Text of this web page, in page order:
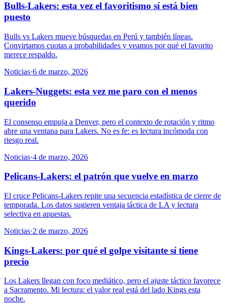
Bulls-Lakers: esta vez el favoritismo sí está bien
puesto
Bulls vs Lakers mueve búsquedas en Perú y también líneas.
Convirtamos cuotas a probabilidades y veamos por qué el favorito
merece respaldo.
Noticias·6 de marzo, 2026
Lakers-Nuggets: esta vez me paro con el menos
querido
El consenso empuja a Denver, pero el contexto de rotación y ritmo
abre una ventana para Lakers. No es fe: es lectura incómoda con
riesgo real.
Noticias·4 de marzo, 2026
Pelicans-Lakers: el patrón que vuelve en marzo
El cruce Pelicans-Lakers repite una secuencia estadística de cierre de
temporada. Los datos sugieren ventaja táctica de LA y lectura
selectiva en apuestas.
Noticias·2 de marzo, 2026
Kings-Lakers: por qué el golpe visitante sí tiene
precio
Los Lakers llegan con foco mediático, pero el ajuste táctico favorece
a Sacramento. Mi lectura: el valor real está del lado Kings esta
noche.